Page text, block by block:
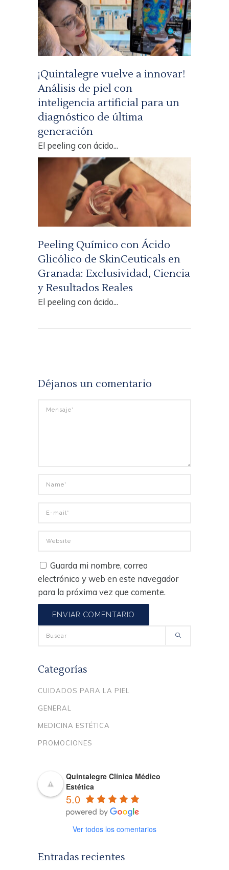
¡Quintalegre vuelve a innovar!
Análisis de piel con
inteligencia artificial para un
diagnóstico de última
generación
El peeling con ácido...
Peeling Químico con Ácido
Glicólico de SkinCeuticals en
Granada: Exclusividad, Ciencia
y Resultados Reales
El peeling con ácido...
Déjanos un comentario
Guarda mi nombre, correo
electrónico y web en este navegador
para la próxima vez que comente.
Categorías
CUIDADOS PARA LA PIEL
GENERAL
MEDICINA ESTÉTICA
PROMOCIONES
Quintalegre Clínica Médico
Estética
5.0
Ver todos los comentarios
Entradas recientes